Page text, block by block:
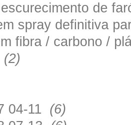
de
spray definitiva
fibra / carbono /
(2)
04-11 (6)